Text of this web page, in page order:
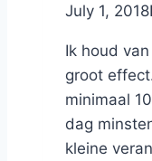
ByNicole
July 1, 2018
Ik houd
groot
minimaal
dag
kleine